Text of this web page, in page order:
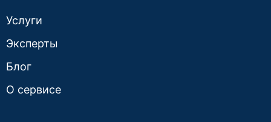
Услуги
Эксперты
Блог
О сервисе